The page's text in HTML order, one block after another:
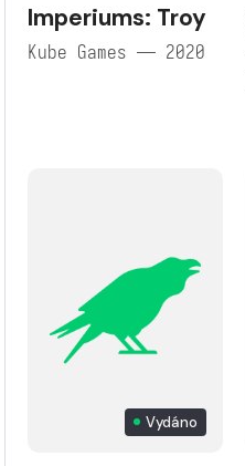
Imperiums: Troy
Kube Games — 2020
Vydáno